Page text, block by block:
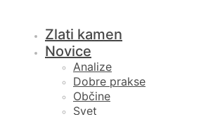
Zlati kamen
Novice
Analize
Dobre prakse
Občine
Svet